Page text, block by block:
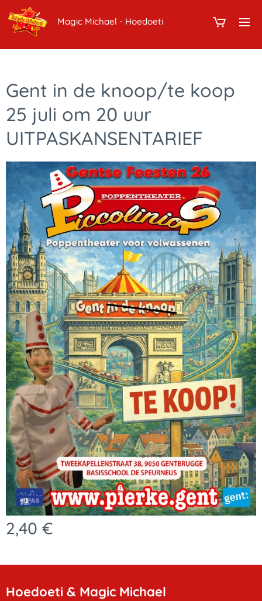
Magic Michael - Hoedoeti
Gent in de knoop/te koop
25 juli om 20 uur
UITPASKANSENTARIEF
2,40 €
Hoedoeti & Magic Michael